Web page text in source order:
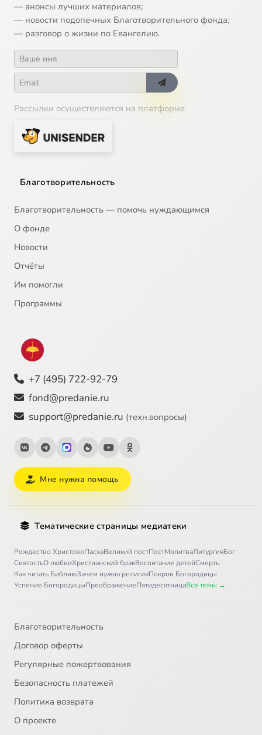
— анонсы лучших материалов;
— новости подопечных Благотворительного фонда;
— разговор о жизни по Евангелию.
Рассылки осуществляются на платформе
Благотворительность
Благотворительность — помочь нуждающимся
О фонде
Новости
Отчёты
Им помогли
Программы
+7 (495) 722-92-79
fond@predanie.ru
support@predanie.ru (техн.вопросы)
Мне нужна помощь
Тематические страницы медиатеки
Рождество ХристовоПасхаВеликий постПостМолитваЛитургияБог
СвятостьО любвиХристианский бракВоспитание детейСмерть
Как читать БиблиюЗачем нужна религияПокров Богородицы
Успение БогородицыПреображениеПятидесятницаВсе темы →
Благотворительность
Договор оферты
Регулярные пожертвования
Безопасность платежей
Политика возврата
О проекте